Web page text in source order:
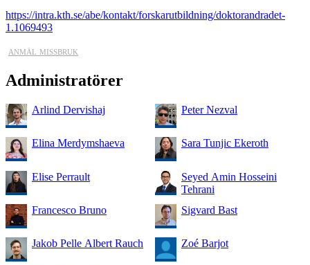
https://intra.kth.se/abe/kontakt/forskarutbildning/doktorandradet-
1.1069493
anmäl missbruk
Administratörer
Arlind Dervishaj
Elina Merdymshaeva
Elise Perrault
Francesco Bruno
Jakob Pelle Albert Rauch
Peter Nezval
Sara Tunjic Ekeroth
Seyed Amin Hosseini
Tehrani
Sigvard Bast
Zoé Barjot